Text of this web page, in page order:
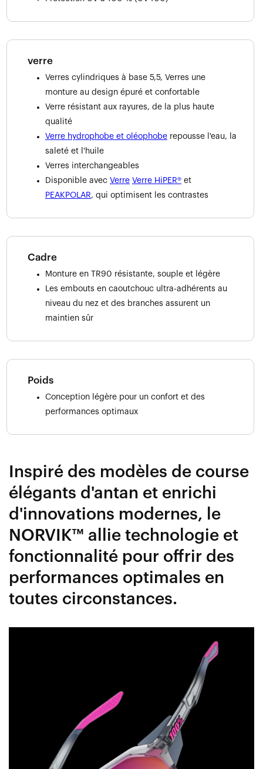
verre
Verres cylindriques à base 5,5, Verres une
monture au design épuré et confortable
Verre résistant aux rayures, de la plus haute
qualité
Verre hydrophobe et oléophobe repousse l'eau, la
saleté et l'huile
Verres interchangeables
Disponible avec Verre Verre HiPER® et
PEAKPOLAR, qui optimisent les contrastes
Cadre
Monture en TR90 résistante, souple et légère
Les embouts en caoutchouc ultra-adhérents au
niveau du nez et des branches assurent un
maintien sûr
Poids
Conception légère pour un confort et des
performances optimaux
Inspiré des modèles de course
élégants d'antan et enrichi
d'innovations modernes, le
NORVIK™ allie technologie et
fonctionnalité pour offrir des
performances optimales en
toutes circonstances.